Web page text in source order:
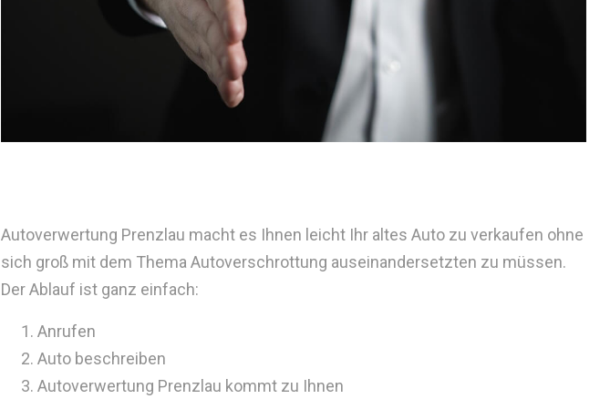
Autoverwertung Prenzlau macht es Ihnen leicht Ihr altes Auto zu verkaufen ohne
sich groß mit dem Thema Autoverschrottung auseinandersetzten zu müssen.
Der Ablauf ist ganz einfach:
Anrufen
Auto beschreiben
Autoverwertung Prenzlau kommt zu Ihnen